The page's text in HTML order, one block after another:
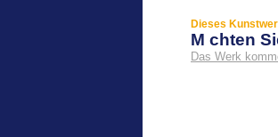
Dieses
M chten
Das Werk